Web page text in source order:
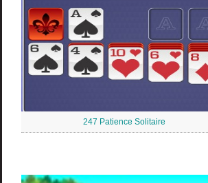
247 Patience Solitaire